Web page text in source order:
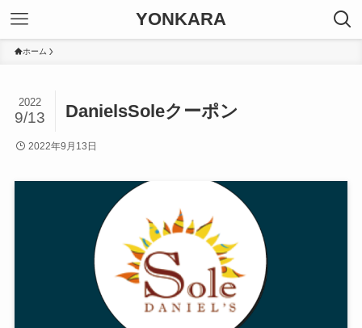
YONKARA
ホーム
DanielsSoleクーポン
2022
9/13
2022年9月13日